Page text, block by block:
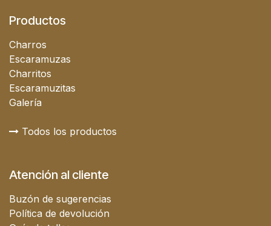
Productos
Charros
Escaramuzas
Charritos
Escaramuzitas
Galería
Todos los productos
Atención al cliente
Buzón de sugerencias
Política de devolución